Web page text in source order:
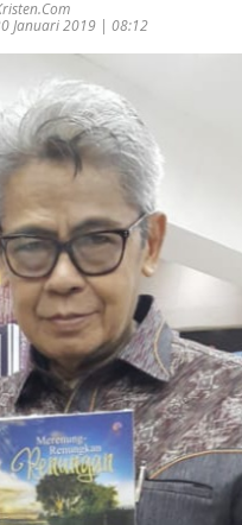
Januari 2019 | 08:12